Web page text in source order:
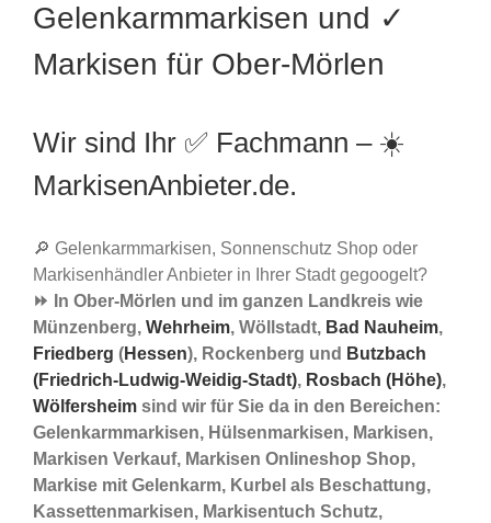
Gelenkarmmarkisen und ✓
Markisen für Ober-Mörlen
Wir sind Ihr ✅ Fachmann – ☀️
MarkisenAnbieter.de.
🔎 Gelenkarmmarkisen, Sonnenschutz Shop oder
Markisenhändler Anbieter in Ihrer Stadt gegoogelt?
⏩ In Ober-Mörlen und im ganzen Landkreis wie
Münzenberg, Wehrheim, Wöllstadt, Bad Nauheim,
Friedberg (Hessen), Rockenberg und Butzbach
(Friedrich-Ludwig-Weidig-Stadt), Rosbach (Höhe),
Wölfersheim sind wir für Sie da in den Bereichen:
Gelenkarmmarkisen, Hülsenmarkisen, Markisen,
Markisen Verkauf, Markisen Onlineshop Shop,
Markise mit Gelenkarm, Kurbel als Beschattung,
Kassettenmarkisen, Markisentuch Schutz,